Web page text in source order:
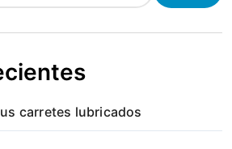
carretes lubricados